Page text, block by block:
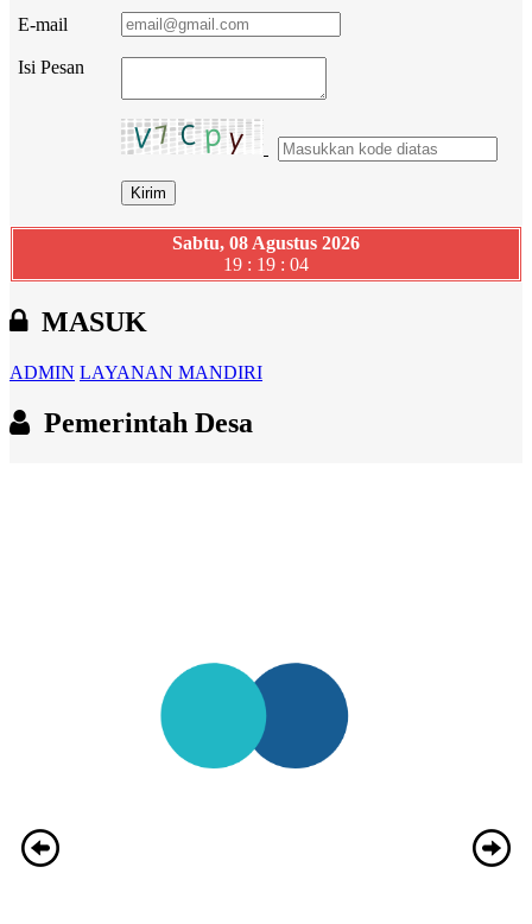
E-mail
Isi Pesan
Sabtu, 08 Agustus 2026
19 : 19 : 05
MASUK
ADMIN LAYANAN MANDIRI
Pemerintah Desa